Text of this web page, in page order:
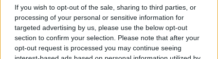
If you wish to opt-out of the sale, sharing to third parties, or
processing of your personal or sensitive information for
targeted advertising by us, please use the below opt-out
section to confirm your selection. Please note that after your
opt-out request is processed you may continue seeing
mutatkozó állatot. Visítása alapján többek szerint az
ütéstől az állat a helyszínen elpusztult, de a vadász
szerint ő csak elkábította a vadat, és később pusztult el.
Állatkínzás miatt feljelentették.